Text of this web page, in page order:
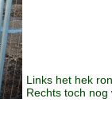
Links het hek
Rechts toch